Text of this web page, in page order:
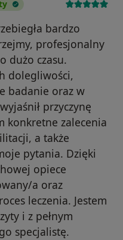
bardzo
profesjonalny
dużo czasu.
dolegliwości,
badanie oraz w
przyczynę
konkretne zalecenia
a także
pytania. Dzięki
opiece
a oraz
leczenia. Jestem
i z pełnym
specjalistę.